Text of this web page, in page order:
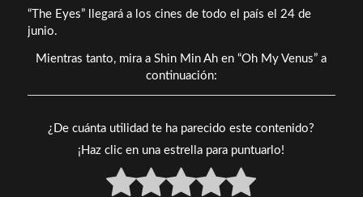
“The Eyes” llegará a los cines de todo el país el 24 de
junio.
Mientras tanto, mira a Shin Min Ah en “Oh My Venus” a
continuación:
¿De cuánta utilidad te ha parecido este contenido?
¡Haz clic en una estrella para puntuarlo!